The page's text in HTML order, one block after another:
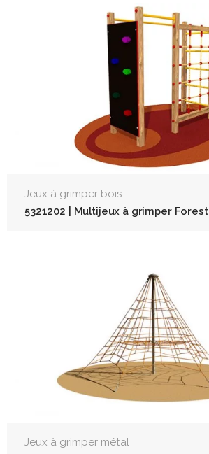
Jeux à grimper bois
5321202 | Multijeux à grimper Forest
Jeux à grimper métal